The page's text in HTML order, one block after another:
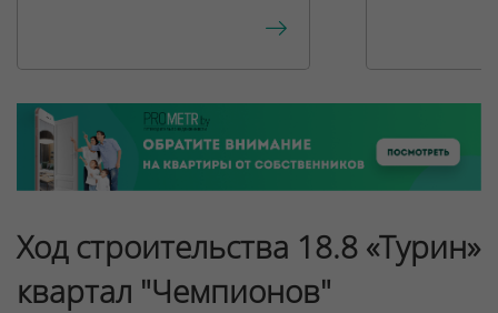
Ход строительства 18.8 «Турин»
квартал "Чемпионов"